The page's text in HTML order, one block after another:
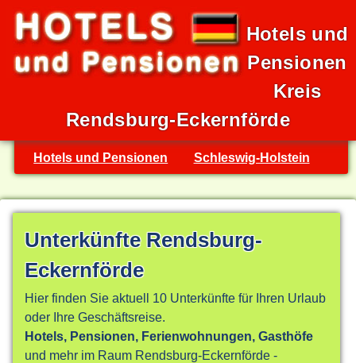
Hotels und
Pensionen
Kreis
Rendsburg-Eckernförde
Hotels und Pensionen Schleswig-Holstein
Unterkünfte Rendsburg-
Eckernförde
Hier finden Sie aktuell 10 Unterkünfte für Ihren Urlaub
oder Ihre Geschäftsreise.
Hotels, Pensionen, Ferienwohnungen, Gasthöfe
und mehr im Raum Rendsburg-Eckernförde -